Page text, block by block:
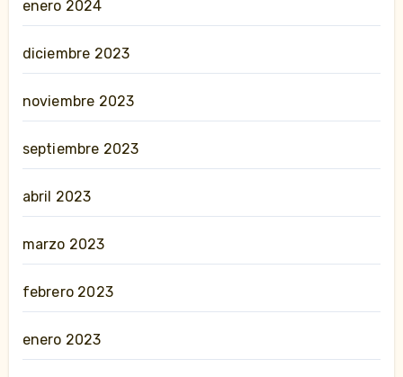
enero 2024
diciembre 2023
noviembre 2023
septiembre 2023
abril 2023
marzo 2023
febrero 2023
enero 2023